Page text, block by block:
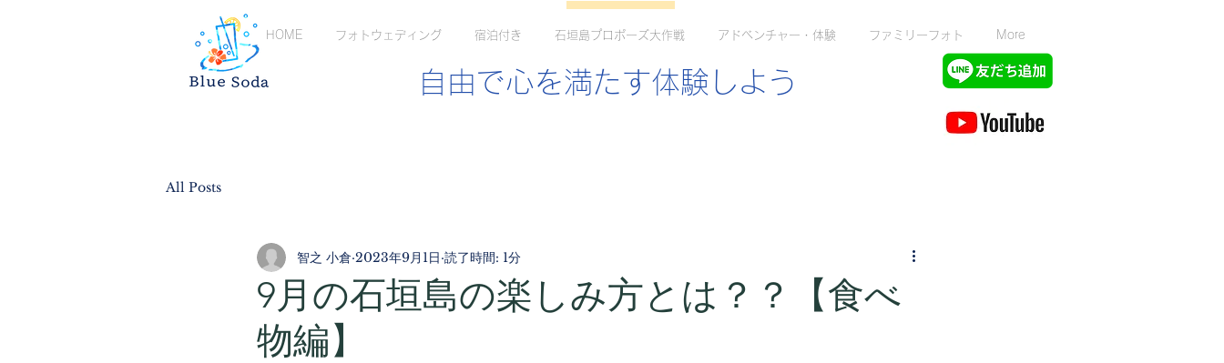
HOME フォトウェディング 宿泊付き 石垣島プロポーズ大作戦 アドベンチャー・体験 ファミリーフォト More
自由で心を満たす体験しよう
All Posts
9月の石垣島の楽しみ方とは？？【食べ
物編】
智之 小倉 2023年9月1日 読了時間: 1分